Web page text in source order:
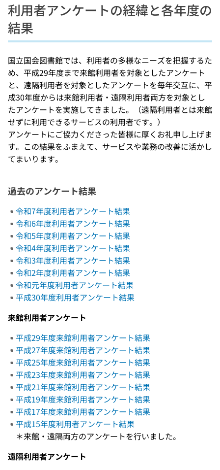
利用者アンケートの経緯と各年度の
結果
国立国会図書館では、利用者の多様なニーズを把握するた
め、平成29年度まで来館利用者を対象としたアンケート
と、遠隔利用者を対象としたアンケートを毎年交互に、平
成30年度からは来館利用者・遠隔利用者両方を対象とし
たアンケートを実施してきました。（遠隔利用者とは来館
せずに利用できるサービスの利用者です。）
アンケートにご協力くださった皆様に厚くお礼申し上げま
す。この結果をふまえて、サービスや業務の改善に活かし
てまいります。
過去のアンケート結果
令和7年度利用者アンケート結果
令和6年度利用者アンケート結果
令和5年度利用者アンケート結果
令和4年度利用者アンケート結果
令和3年度利用者アンケート結果
令和2年度利用者アンケート結果
令和元年度利用者アンケート結果
平成30年度利用者アンケート結果
来館利用者アンケート
平成29年度来館利用者アンケート結果
平成27年度来館利用者アンケート結果
平成25年度来館利用者アンケート結果
平成23年度来館利用者アンケート結果
平成21年度来館利用者アンケート結果
平成19年度来館利用者アンケート結果
平成17年度来館利用者アンケート結果
平成15年度利用者アンケート結果
＊来館・遠隔両方のアンケートを行いました。
遠隔利用者アンケート